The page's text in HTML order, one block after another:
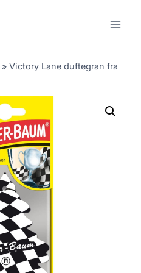
» Victory Lane duftegran fra